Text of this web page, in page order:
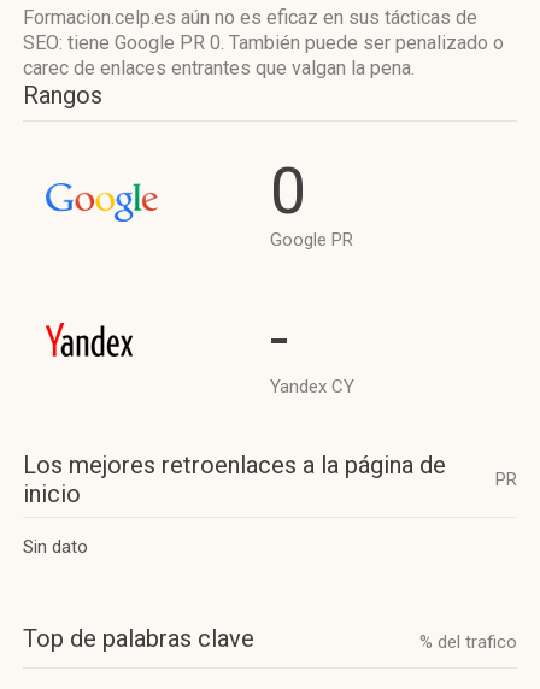
Formacion.celp.es aún no es eficaz en sus tácticas de
SEO: tiene Google PR 0. También puede ser penalizado o
carec de enlaces entrantes que valgan la pena.
Rangos
0
Google PR
-
Yandex CY
Los mejores retroenlaces a la página de
inicio
PR
Sin dato
Top de palabras clave % del trafico